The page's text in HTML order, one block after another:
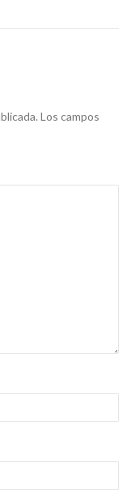
Los campos